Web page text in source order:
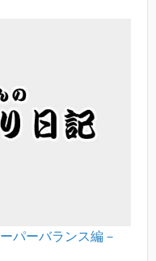
パーバランス編－